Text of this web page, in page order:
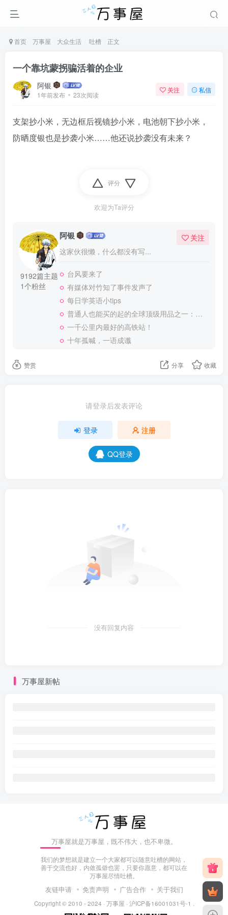
首页 万事屋 大众生活 吐槽 正文
一个靠坑蒙拐骗活着的企业
阿银
1年前发布 23次阅读
关注 私信
支架抄小米，无边框后视镜抄小米，电池朝下抄小米，
防晒度银也是抄袭小米……他还说抄袭没有未来？
评分
欢迎为Ta评分
9192篇主题
1个粉丝
阿银
这家伙很懒，什么都没有写...
关注
台风要来了
有媒体对竹知了事件发声了
每日学英语小tips
普通人也能买的起的全球顶级用品之一：WD-40润滑除锈剂！
一千公里内最好的高铁站！
十年孤喊，一语成谶
赞赏 分享 收藏
请登录后发表评论
登录 注册
QQ登录
没有回复内容
万事屋新帖
万事屋就是万事屋，既不伟大，也不卑微。
我们的梦想就是建立一个大家都可以随意吐槽的网站，
善于交流也好，内敛孤僻也罢，只要你愿意，都可以在
万事屋尽情吐槽。
友链申请 免责声明 广告合作 关于我们
Copyright © 2010 - 2024 · 万事屋 · 沪ICP备16001031号-1